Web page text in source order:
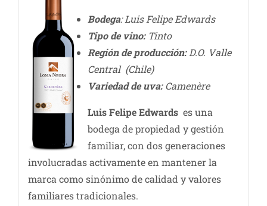
Bodega: Luis Felipe Edwards
Tipo de vino:Tinto
Región de producción:D.O. Valle
Central (Chile)
Variedad de uva:Camenère
Luis Felipe Edwards es una
bodega de propiedad y gestión
familiar, con dos generaciones
involucradas activamente en mantener la
marca como sinónimo de calidad y valores
familiares tradicionales.